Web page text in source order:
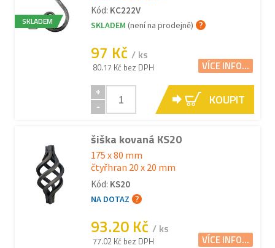
SKLADEM
Kód: KC222V
SKLADEM (není na prodejně)
97 Kč / ks
80.17 Kč bez DPH VÍCE INFO...
+
-
KOUPIT
šiška kovaná KS20
175 x 80 mm
čtyřhran 20 x 20 mm
Kód: KS20
NA DOTAZ
93.20 Kč / ks
77.02 Kč bez DPH VÍCE INFO...